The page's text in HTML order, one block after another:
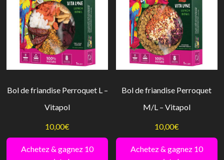
Bol de friandise Perroquet L –
Vitapol
10,00€
Achetez & gagnez 10
Bol de friandise Perroquet
M/L – Vitapol
10,00€
Achetez & gagnez 10